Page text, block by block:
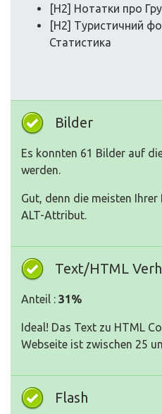
[H2] Нотатки про
[H2] Туристичний
Статистика
Bilder
Es konnten 61 Bilder auf
werden.
Gut, denn die meisten
ALT-Attribut.
Text/HTML
Anteil : 31%
Ideal! Das Text zu HTML
Webseite ist zwischen 25
Flash